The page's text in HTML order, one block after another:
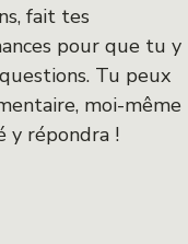
fait tes
pour que tu y
Tu peux
moi-même
y répondra !